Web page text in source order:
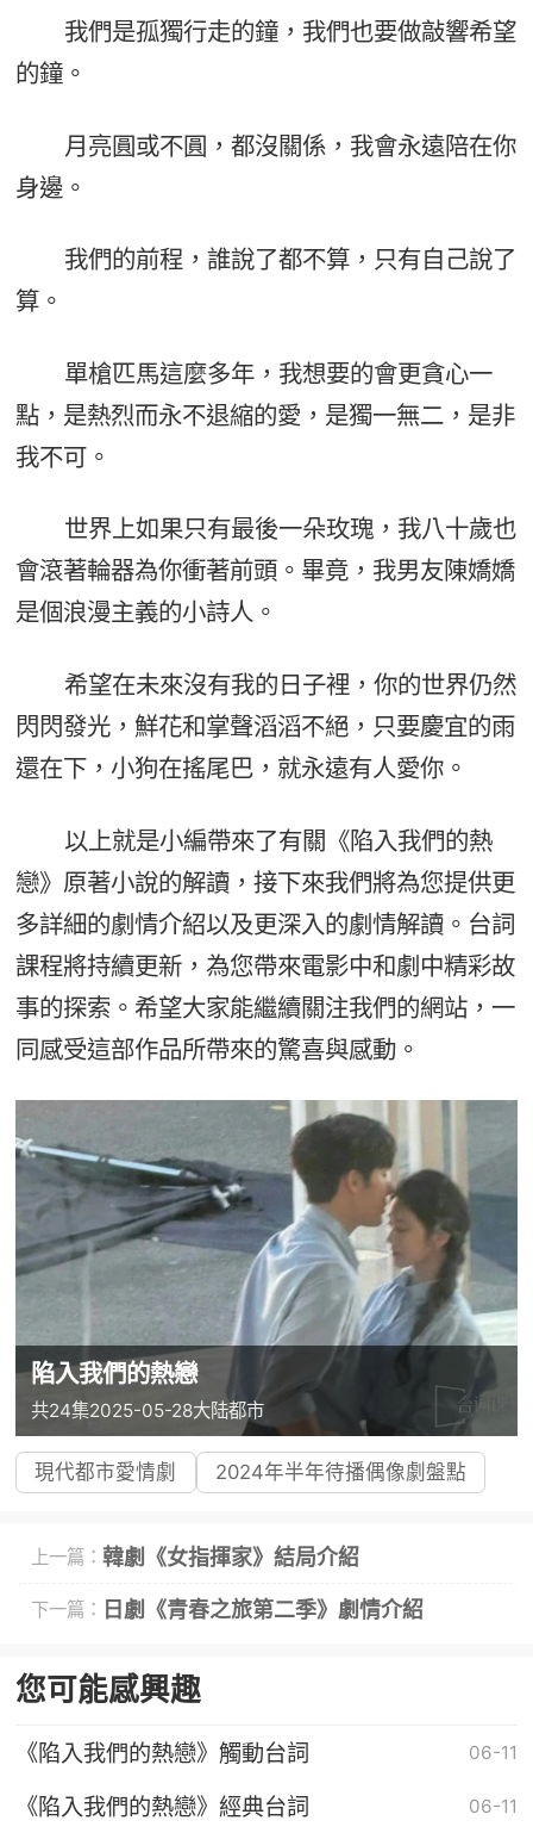
我們是孤獨行走的鐘，我們也要做敲響希望
的鐘。
月亮圓或不圓，都沒關係，我會永遠陪在你
身邊。
我們的前程，誰說了都不算，只有自己說了
算。
單槍匹馬這麼多年，我想要的會更貪心一
點，是熱烈而永不退縮的愛，是獨一無二，是非
我不可。
世界上如果只有最後一朵玫瑰，我八十歲也
會滾著輪器為你衝著前頭。畢竟，我男友陳嬌嬌
是個浪漫主義的小詩人。
希望在未來沒有我的日子裡，你的世界仍然
閃閃發光，鮮花和掌聲滔滔不絕，只要慶宜的雨
還在下，小狗在搖尾巴，就永遠有人愛你。
以上就是小編帶來了有關《陷入我們的熱
戀》原著小說的解讀，接下來我們將為您提供更
多詳細的劇情介紹以及更深入的劇情解讀。台詞
課程將持續更新，為您帶來電影中和劇中精彩故
事的探索。希望大家能繼續關注我們的網站，一
同感受這部作品所帶來的驚喜與感動。
陷入我們的熱戀
共24集2025-05-28大陆都市
現代都市愛情劇 2024年半年待播偶像劇盤點
上一篇： 韓劇《女指揮家》結局介紹
下一篇： 日劇《青春之旅第二季》劇情介紹
您可能感興趣
《陷入我們的熱戀》觸動台詞 06-11
《陷入我們的熱戀》經典台詞 06-11